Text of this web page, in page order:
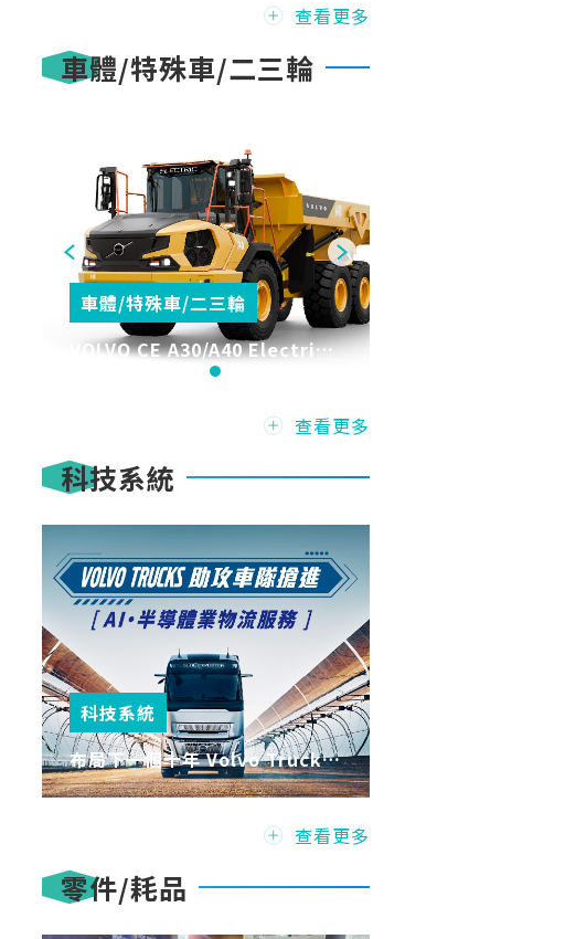
查看更多
車體/特殊車/二三輪
車體/特殊車/二三輪
VOLVO CE A30/A40 Electric
全球首款純電鉸接式卡車正式量
查看更多
科技系統
科技系統
布局下一個十年 Volvo Trucks
助攻車隊搶進AI/半導體業物流服
務
查看更多
零件/耗品